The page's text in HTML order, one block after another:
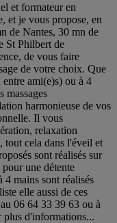
et formateur en
et je vous propose, en
de Nantes, 30 mn de
St Philbert de
de vous faire
de votre choix. Que
ami(e)s) ou à 4
massages
harmonieuse de vos
Il vous
relaxation
tout cela dans l'éveil et
sont réalisés sur
une détente
4 mains sont réalisés
elle aussi de ces
06 64 33 39 63 ou à
plus d'informations...